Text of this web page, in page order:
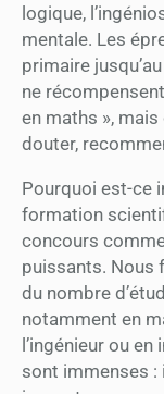
logique,
mentale. Les
primaire
ne
en maths »,
douter,
Pourquoi est-ce
formation
concours
puissants. Nous
du nombre
notamment en
l’ingénieur ou
sont immenses :